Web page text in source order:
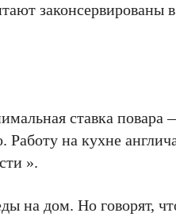
законсервированы в
ставка повара
Работу на кухне
».
на дом. Но говорят,